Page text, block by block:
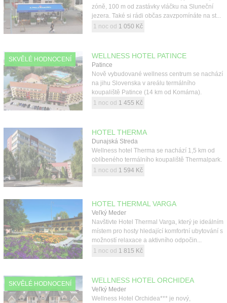
zóně, 100 m od zastávky vláčku na Sluneční
jezera. Také si rádi občas zavzpomínáte na st...
1 noc od 1 050 Kč
SKVĚLÉ HODNOCENÍ WELLNESS HOTEL PATINCE
Patince
Nově vybudované wellness centrum se nachází
na jihu Slovenska v areálu termálního
koupaliště Patince (14 km od Komárna).
1 noc od 1 455 Kč
HOTEL THERMA
Dunajská Streda
Wellness hotel Therma se nachází 1,5 km od
oblíbeného termálního koupaliště Thermalpark.
1 noc od 1 594 Kč
HOTEL THERMAL VARGA
Veľký Meder
Navštivte Hotel Thermal Varga, který je ideálním
místem pro hosty hledající komfortní ubytování s
možností relaxace a aktivního odpočin...
1 noc od 1 815 Kč
SKVĚLÉ HODNOCENÍ WELLNESS HOTEL ORCHIDEA
Veľký Meder
Wellness Hotel Orchidea*** je nový,